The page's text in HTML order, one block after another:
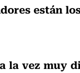
están
la vez muy